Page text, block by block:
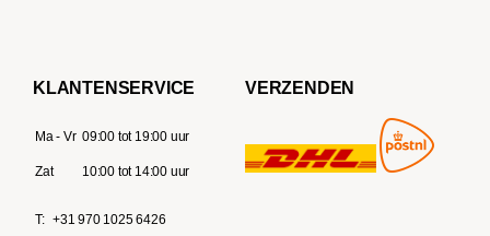
KLANTENSERVICE
Ma - Vr 09:00 tot 19:00 uur
Zat 10:00 tot 14:00 uur
T: +31 970 1025 6426
VERZENDEN